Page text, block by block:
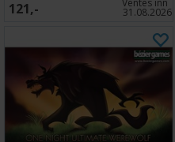
121,- Ventes inn
31.08.2026